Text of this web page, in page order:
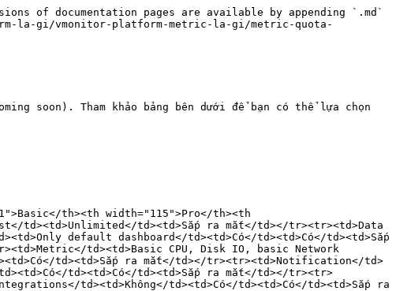
of documentation pages are available by appending `.md`
la-gi/vmonitor-platform-metric-la-gi/metric-quota-
soon). Tham khảo bảng bên dưới để bạn có thể lựa chọn
th><th width="115">Pro</th><th
td><td>Unlimited</td><td>Sắp ra mắt</td></tr><tr><td>Data
default dashboard</td><td>Có</td><td>Có</td><td>Sắp
td><td>Basic CPU, Disk IO, basic Network
td><td>Sắp ra mắt</td></tr><tr><td>Notification</td>
td><td>Có</td><td>Sắp ra mắt</td></tr><tr>
td><td>Không</td><td>Có</td><td>Có</td><td>Sắp ra